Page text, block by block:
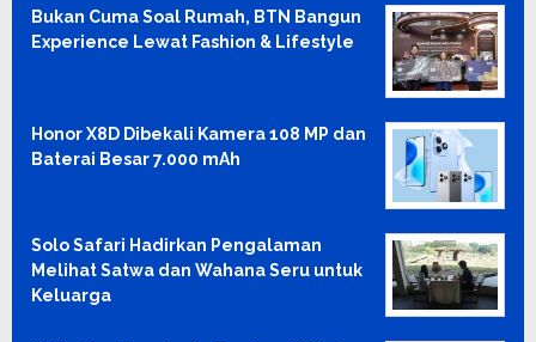
Bukan Cuma Soal Rumah, BTN Bangun
Experience Lewat Fashion & Lifestyle
Honor X8D Dibekali Kamera 108 MP dan
Baterai Besar 7.000 mAh
Solo Safari Hadirkan Pengalaman
Melihat Satwa dan Wahana Seru untuk
Keluarga